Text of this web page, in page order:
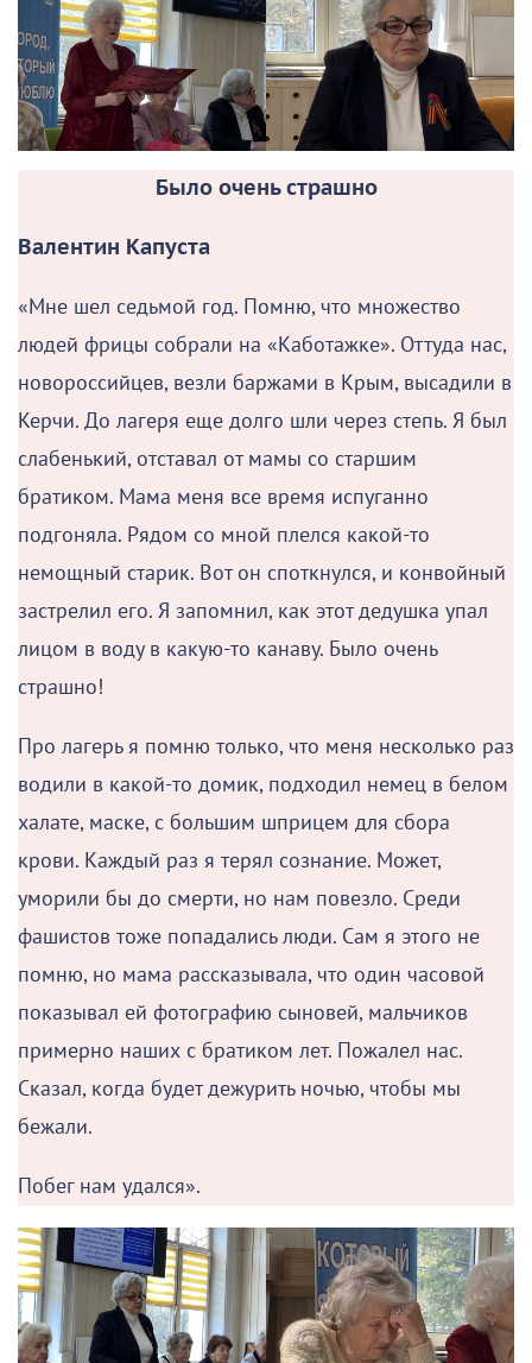
Было очень страшно
Валентин Капуста
«Мне шел седьмой год. Помню, что множество
людей фрицы собрали на «Каботажке». Оттуда нас,
новороссийцев, везли баржами в Крым, высадили в
Керчи. До лагеря еще долго шли через степь. Я был
слабенький, отставал от мамы со старшим
братиком. Мама меня все время испуганно
подгоняла. Рядом со мной плелся какой-то
немощный старик. Вот он споткнулся, и конвойный
застрелил его. Я запомнил, как этот дедушка упал
лицом в воду в какую-то канаву. Было очень
страшно!
Про лагерь я помню только, что меня несколько раз
водили в какой-то домик, подходил немец в белом
халате, маске, с большим шприцем для сбора
крови. Каждый раз я терял сознание. Может,
уморили бы до смерти, но нам повезло. Среди
фашистов тоже попадались люди. Сам я этого не
помню, но мама рассказывала, что один часовой
показывал ей фотографию сыновей, мальчиков
примерно наших с братиком лет. Пожалел нас.
Сказал, когда будет дежурить ночью, чтобы мы
бежали.
Побег нам удался».